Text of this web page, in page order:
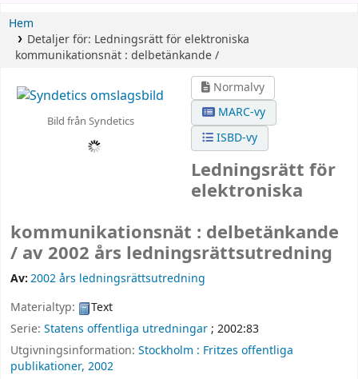
Hem
Detaljer för: Ledningsrätt för elektroniska
kommunikationsnät : delbetänkande /
Bild från Syndetics
Normalvy
MARC-vy
ISBD-vy
Ledningsrätt för
elektroniska
kommunikationsnät : delbetänkande
/ av 2002 års ledningsrättsutredning
Av:2002 års ledningsrättsutredning
Materialtyp:
Text
Serie: Statens offentliga utredningar; 2002:83
Utgivningsinformation: Stockholm : Fritzes offentliga
publikationer, 2002